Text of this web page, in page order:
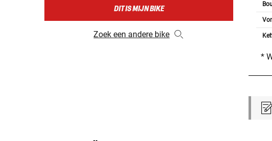
DIT IS MIJN BIKE
Zoek een andere bike
*